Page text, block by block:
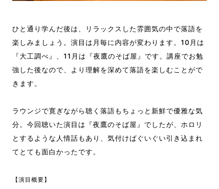
ひと通り学んだ後は、リラックスした雰囲気の中で落語を
楽しみましょう。演目は月毎に内容が変わります。10月は
『大工調べ』、11月は『夜鷹のそば屋』です。講座でお勉
強した後なので、より理解を深めて落語を楽しむことがで
きます。
ラウンジで寛ぎながら聴く落語もちょっと新鮮で優雅な気
分。今回聴いた演目は『夜鷹のそば屋』でしたが、ホロリ
とするような人情話もあり、気付けばぐいぐい引き込まれ
てとても面白かったです。
【演目概要】